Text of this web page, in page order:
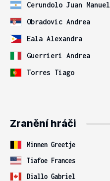
Cerundolo Juan Manuel
Obradovic Andrea
Eala Alexandra
Guerrieri Andrea
Torres Tiago
Zranění hráči
Minnen Greetje
Tiafoe Frances
Diallo Gabriel